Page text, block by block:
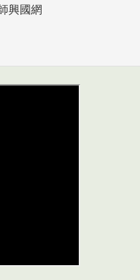
興國網